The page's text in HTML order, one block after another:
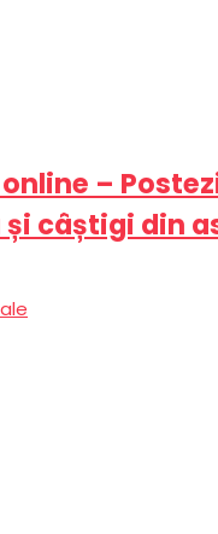
–
și câștigi din